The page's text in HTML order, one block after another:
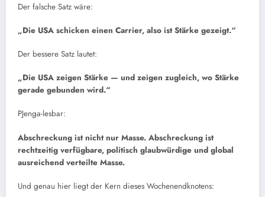
Der falsche Satz wäre:
„Die USA schicken einen Carrier, also ist Stärke gezeigt.“
Der bessere Satz lautet:
„Die USA zeigen Stärke — und zeigen zugleich, wo Stärke
gerade gebunden wird.“
PJenga-lesbar:
Abschreckung ist nicht nur Masse. Abschreckung ist
rechtzeitig verfügbare, politisch glaubwürdige und global
ausreichend verteilte Masse.
Und genau hier liegt der Kern dieses Wochenendknotens: